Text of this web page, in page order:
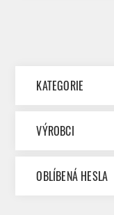
KATEGORIE
VÝROBCI
OBLÍBENÁ HESLA